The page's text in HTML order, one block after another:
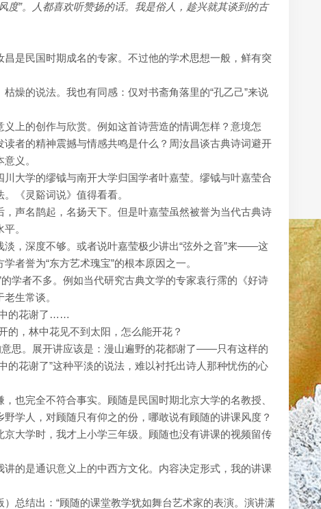
度”。人都喜欢听赞扬的话。我是俗人，趁兴就其谈到的古
是民国时期成名的专家。不过他的学术思想一般，鲜有突
燥的说法。我也有同感：仅对书斋角落里的“孔乙己”来说
上的创作与欣赏。例如这首诗营造的情调怎样？意境怎
者的精神震撼与情感共鸣是什么？周汝昌谈古典诗词避开
义。
大学的缪钺与南开大学归国学者叶嘉莹。缪钺与叶嘉莹合
《灵谿词说》值得看看。
声名鹊起，名扬天下。但是叶嘉莹虽然被誉为当代古典诗
。
，深度不够。或者说叶嘉莹极少讲出“弦外之音”来——这
者誉为“东方艺术瑰宝”的根本原因之一。
学者不多。例如当代研究古典文学的专家袁行霈的《好诗
生常谈。
中的花谢了……
的，林中花见不到太阳，怎么能开花？
思。展开讲应该是：漫山遍野的花都谢了——只有这样的
的花谢了”这种平淡的说法，难以衬托出诗人那种忧伤的心
也完全不符合事实。顾随是民国时期北京大学的名教授、
学人，对顾随只有仰之的份，哪敢说有顾随的讲课风度？
大学时，我才上小学三年级。顾随也没有讲课的视频留传
的是通识意义上的中西方文化。内容决定形式，我的讲课
总结出：“顾随的课堂教学犹如舞台艺术家的表演。演讲潇